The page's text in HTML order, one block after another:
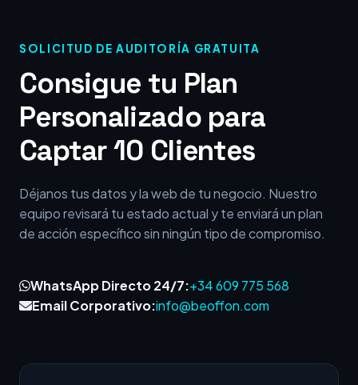
SOLICITUD DE AUDITORÍA GRATUITA
Consigue tu Plan
Personalizado para
Captar 10 Clientes
Déjanos tus datos y la web de tu negocio. Nuestro
equipo revisará tu estado actual y te enviará un plan
de acción específico sin ningún tipo de compromiso.
WhatsApp Directo 24/7:+34 609 775 568
Email Corporativo:info@beoffon.com